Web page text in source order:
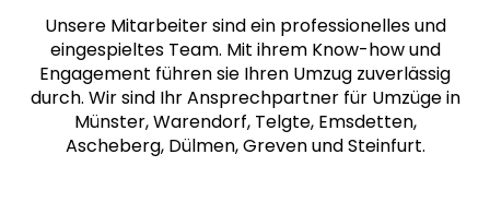
Unsere Mitarbeiter sind ein professionelles und
eingespieltes Team. Mit ihrem Know-how und
Engagement führen sie Ihren Umzug zuverlässig
durch. Wir sind Ihr Ansprechpartner für Umzüge in
Münster, Warendorf, Telgte, Emsdetten,
Ascheberg, Dülmen, Greven und Steinfurt.